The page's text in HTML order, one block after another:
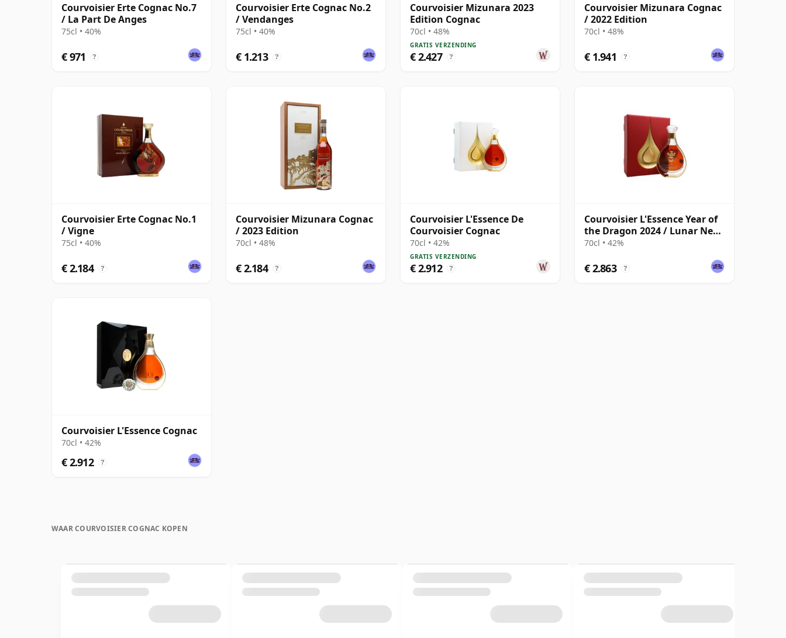
Courvoisier Erte Cognac No.7
/ La Part De Anges
75cl • 40%
€ 971 ?
Courvoisier Erte Cognac No.2
/ Vendanges
75cl • 40%
€ 1.213 ?
Courvoisier Mizunara 2023
Edition Cognac
70cl • 48%
GRATIS VERZENDING
€ 2.427 ?
Courvoisier Mizunara Cognac
/ 2022 Edition
70cl • 48%
€ 1.941 ?
Courvoisier Erte Cognac No.1
/ Vigne
75cl • 40%
€ 2.184 ?
Courvoisier Mizunara Cognac
/ 2023 Edition
70cl • 48%
€ 2.184 ?
Courvoisier L'Essence De
Courvoisier Cognac
70cl • 42%
GRATIS VERZENDING
€ 2.912 ?
Courvoisier L'Essence Year of
the Dragon 2024 / Lunar New
Year
70cl • 42%
€ 2.863 ?
Courvoisier L'Essence Cognac
70cl • 42%
€ 2.912 ?
WAAR COURVOISIER COGNAC KOPEN